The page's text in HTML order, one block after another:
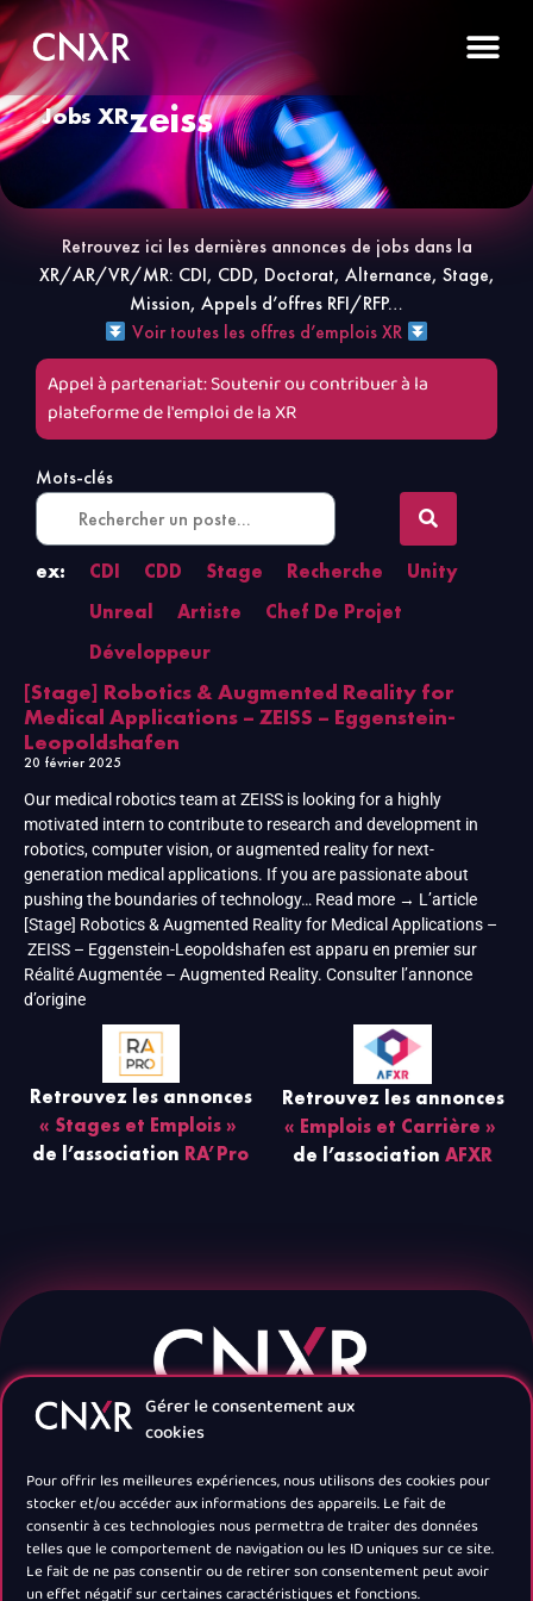
Gérer le consentement aux
cookies
Pour offrir les meilleures expériences, nous utilisons des cookies pour
stocker et/ou accéder aux informations des appareils. Le fait de
consentir à ces technologies nous permettra de traiter des données
telles que le comportement de navigation ou les ID uniques sur ce site.
Le fait de ne pas consentir ou de retirer son consentement peut avoir
un effet négatif sur certaines caractéristiques et fonctions.
Jobs XRzeiss
Retrouvez ici les dernières annonces de jobs dans la
XR/AR/VR/MR: CDI, CDD, Doctorat, Alternance, Stage,
Mission, Appels d’offres RFI/RFP…
Voir toutes les offres d’emplois XR
Appel à partenariat: Soutenir ou contribuer à la
plateforme de l'emploi de la XR
Mots-clés
ex: CDI CDD Stage Recherche
Unity
Unreal
Artiste
Chef De Projet
Développeur
[Stage] Robotics & Augmented Reality for
Medical Applications – ZEISS – Eggenstein-
Leopoldshafen
20 février 2025
Our medical robotics team at ZEISS is looking for a highly
motivated intern to contribute to research and development in
robotics, computer vision, or augmented reality for next-
generation medical applications. If you are passionate about
pushing the boundaries of technology… Read more → L’article
[Stage] Robotics & Augmented Reality for Medical Applications –
ZEISS – Eggenstein-Leopoldshafen est apparu en premier sur
Réalité Augmentée – Augmented Reality. Consulter l’annonce
d’origine
Retrouvez les annonces
« Stages et Emplois »
de l’association RA’Pro
Retrouvez les annonces
« Emplois et Carrière »
de l’association AFXR
Navigation